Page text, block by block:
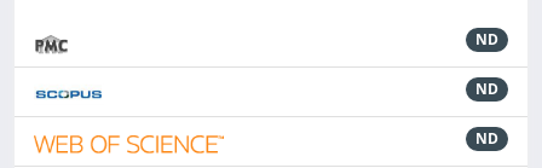
ND
ND
ND